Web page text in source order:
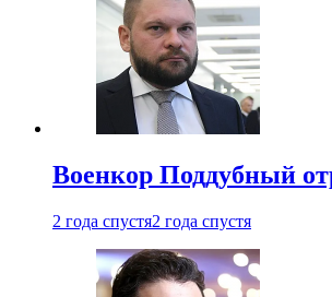
Военкор Поддубный
2 года спустя2 года спустя